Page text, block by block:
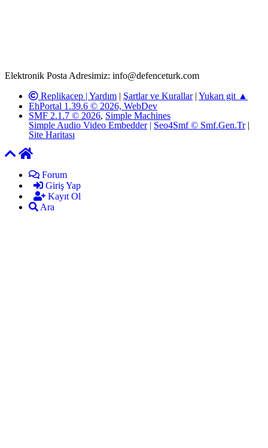
Elektronik Posta Adresimiz: info@defenceturk.com
Replikacep | Yardım | Şartlar ve Kurallar| Yukarı git ▲
EhPortal 1.39.6 © 2026, WebDev
SMF 2.1.7 © 2026, Simple Machines
Simple Audio Video Embedder | Seo4Smf © Smf.Gen.Tr|
Site Haritası
Forum
Giriş Yap
Kayıt Ol
Ara